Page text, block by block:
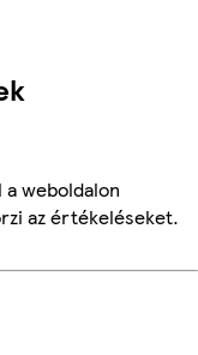
weboldalon
az értékeléseket.